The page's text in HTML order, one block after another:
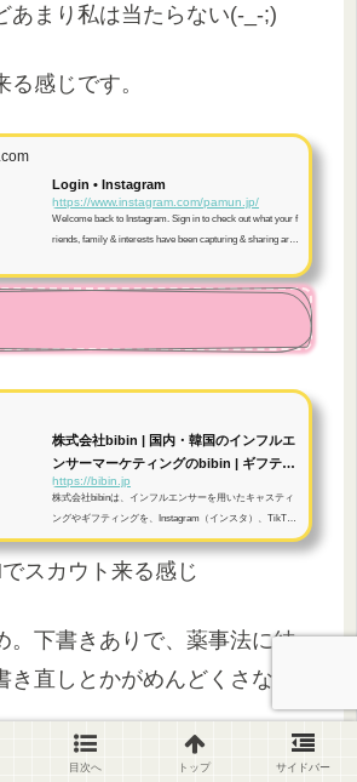
あまり私は当たらない(-_-;)
る感じです。
Login • Instagram
https://www.instagram.com/pamun.jp/
Welcome back to Instagram. Sign in to check out what your f
riends, family & interests have been capturing & sharing arou
株式会社bibin | 国内・韓国のインフルエ
ンサーマーケティングのbibin | ギフテ
ィ...
https://bibin.jp
株式会社bibinは、インフルエンサーを用いたキャスティ
ングやギフティングを、Instagram（インスタ）、TikTo
k、YouTubeにおいて、国内・韓国企業向けに行っている
広告代理店です。
スカウト来る感じ
。下書きありで、薬事法に結
き直しとかがめんどくさなけ
目次へ トップ サイドバー